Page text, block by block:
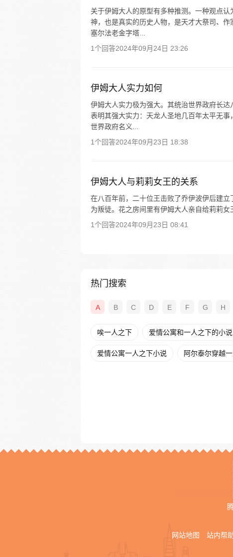
关于伊姆大人的原型有多种推测。一种观点
神，也是真实的历史人物，是天才大祭司、
塞尔法老金字塔...
1个回答2024年09月24日 23:26
伊姆大人实力如何
伊姆大人实力极为强大。其统治世界政府长
表明其强大实力：天龙人圣地几百年太平无
世界政府名义...
1个回答2024年09月23日 18:38
伊姆大人与莉莉女王的关系
在八百年前，二十位王击败了乔伊波伊后建
为叛徒。花之房间里有伊姆大人亲自给莉莉
1个回答2024年09月23日 08:41
热门搜索
A B C D E F G H
唉一人之下 爱情公寓和一人之下的小说
爱情公寓一人之下小说 阿尔泰尔穿越
网站地图 站内帮